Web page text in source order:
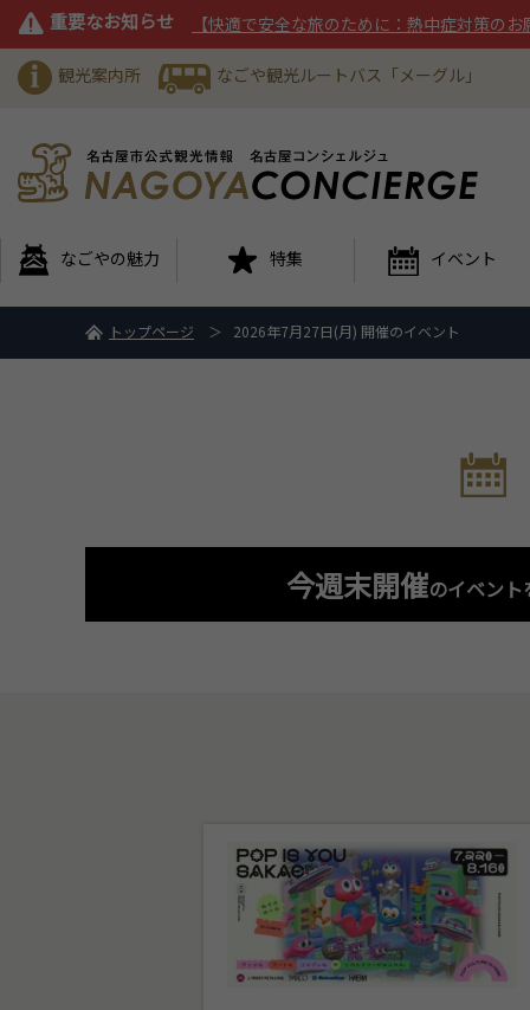
重要なお知らせ 【快適で安全な旅のために：熱中症対策の
観光案内所 なごや観光ルートバス「メーグル」
なごやの魅力 特集 イベント
トップページ 2026年7月27日(月) 開催のイベント
今週末開催のイベント